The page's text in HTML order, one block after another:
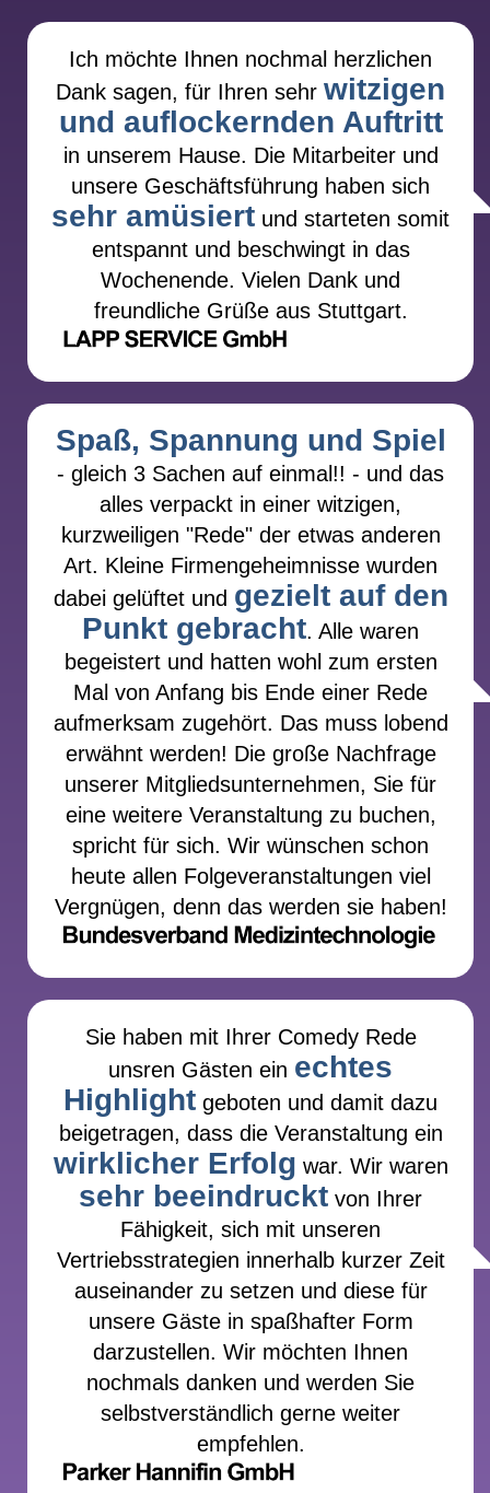
Zwischen weniger als 800 € für einen in der
Qualität oftmals zweifelhaften Act und 50.000
€ für einen Star sind alle Gagen möglich. Ob
man sich einen Prominenten für eine
Kundenveranstaltung leisten kann? Kommt
drauf an, was der Kontostand so her gibt.
Dr. Wegmann hat sich auf Veranstaltungen
von Unternehmen und Verbänden
spezialisiert. Dort sind Honorare zwischen
4.000 € und 6.500 € oft im Budget
unterzubringen. Diese Honorare werden
gerne gezahlt: wer einen Show-Act bei einer
Kundenveranstaltung auf seine Kunden
loslässt, muss sicher sein, dass der Auftritt
ein Erfolg wird. Dr. Wegmann steht mit seiner
Erfahrung aus über 900 Veranstaltungen für
eine erfolgreiche Veranstaltung und ein
rundherum glückliches Publikum. Ein Anruf
genügt, um das exakte Honorar für Ihre
Veranstaltung in Erfahrung zu bringen.
Ich möchte Ihnen nochmal herzlichen
Dank sagen, für Ihren sehr witzigen
und auflockernden Auftritt
in unserem Hause. Die Mitarbeiter und
unsere Geschäftsführung haben sich
sehr amüsiert und starteten somit
entspannt und beschwingt in das
Wochenende. Vielen Dank und
freundliche Grüße aus Stuttgart.
Spaß, Spannung und Spiel
- gleich 3 Sachen auf einmal!! - und das
alles verpackt in einer witzigen,
kurzweiligen "Rede" der etwas anderen
Art. Kleine Firmengeheimnisse wurden
dabei gelüftet und gezielt auf den
Punkt gebracht. Alle waren
begeistert und hatten wohl zum ersten
Mal von Anfang bis Ende einer Rede
aufmerksam zugehört. Das muss lobend
erwähnt werden! Die große Nachfrage
unserer Mitgliedsunternehmen, Sie für
eine weitere Veranstaltung zu buchen,
spricht für sich. Wir wünschen schon
heute allen Folgeveranstaltungen viel
Vergnügen, denn das werden sie haben!
Sie haben mit Ihrer Comedy Rede
unsren Gästen ein echtes
Highlight geboten und damit dazu
beigetragen, dass die Veranstaltung ein
wirklicher Erfolg war. Wir waren
sehr beeindruckt von Ihrer
Fähigkeit, sich mit unseren
Vertriebsstrategien innerhalb kurzer Zeit
auseinander zu setzen und diese für
unsere Gäste in spaßhafter Form
darzustellen. Wir möchten Ihnen
nochmals danken und werden Sie
selbstverständlich gerne weiter
empfehlen.